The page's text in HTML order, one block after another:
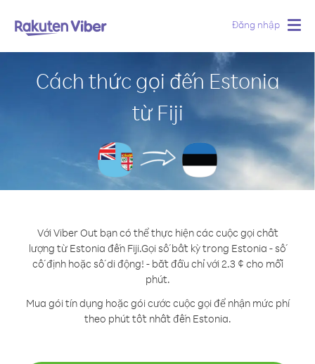
Đăng nhập
Cách thức gọi đến Estonia
từ Fiji
Với Viber Out bạn có thể thực hiện các cuộc gọi chất
lượng từ Estonia đến Fiji.Gọi số bất kỳ trong Estonia - số
cố định hoặc số di động! - bắt đầu chỉ với 2.3 ¢ cho mỗi
phút.
Mua gói tín dụng hoặc gói cước cuộc gọi để nhận mức phí
theo phút tốt nhất đến Estonia.